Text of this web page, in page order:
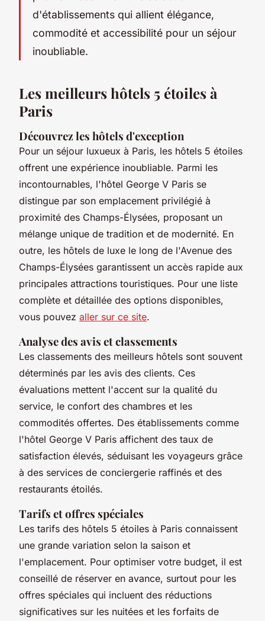
d'établissements qui allient élégance,
commodité et accessibilité pour un séjour
inoubliable.
Les meilleurs hôtels 5 étoiles à
Paris
Découvrez les hôtels d'exception
Pour un séjour luxueux à Paris, les hôtels 5 étoiles
offrent une expérience inoubliable. Parmi les
incontournables, l'hôtel George V Paris se
distingue par son emplacement privilégié à
proximité des Champs-Élysées, proposant un
mélange unique de tradition et de modernité. En
outre, les hôtels de luxe le long de l'Avenue des
Champs-Élysées garantissent un accès rapide aux
principales attractions touristiques. Pour une liste
complète et détaillée des options disponibles,
vous pouvez aller sur ce site.
Analyse des avis et classements
Les classements des meilleurs hôtels sont souvent
déterminés par les avis des clients. Ces
évaluations mettent l'accent sur la qualité du
service, le confort des chambres et les
commodités offertes. Des établissements comme
l'hôtel George V Paris affichent des taux de
satisfaction élevés, séduisant les voyageurs grâce
à des services de conciergerie raffinés et des
restaurants étoilés.
Tarifs et offres spéciales
Les tarifs des hôtels 5 étoiles à Paris connaissent
une grande variation selon la saison et
l'emplacement. Pour optimiser votre budget, il est
conseillé de réserver en avance, surtout pour les
offres spéciales qui incluent des réductions
significatives sur les nuitées et les forfaits de